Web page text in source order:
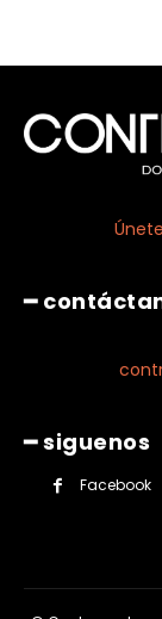
━
━ siguenos
Facebook